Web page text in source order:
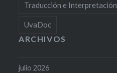
Traducción e Interpretación
UvaDoc
ARCHIVOS
julio 2026